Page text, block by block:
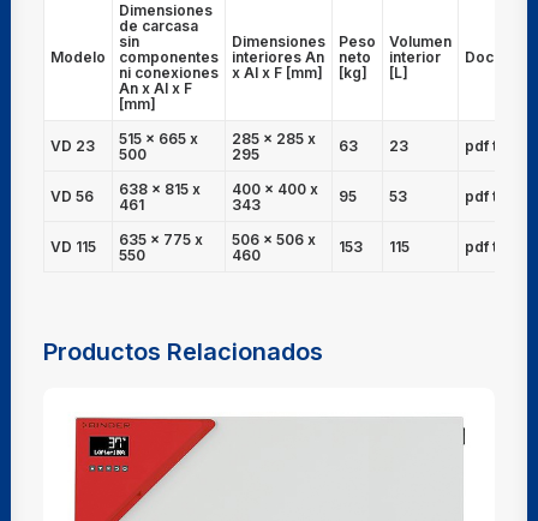
Modelo
Dimensiones
de carcasa
sin
componentes
ni conexiones
An x Al x F
[mm]
Dimensiones
interiores An
x Al x F [mm]
Peso
neto
[kg]
Volumen
interior
[L]
VD 23
515 x 665 x
500
285 x 285 x
295
63 23 pdf
VD 56
638 x 815 x
461
400 x 400 x
343
95 53 pdf
VD 115
635 x 775 x
550
506 x 506 x
460
153 115 pdf
Productos Relacionados